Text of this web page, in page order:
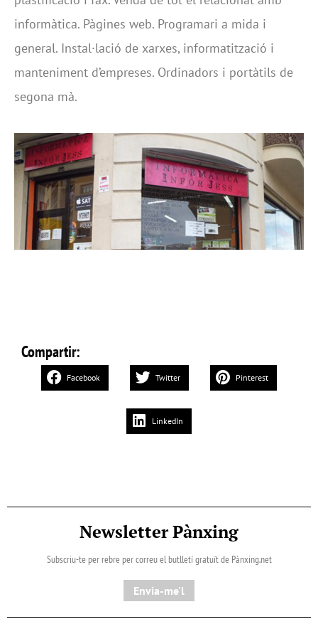
informàtica. Pàgines web. Programari a mida i
general. Instal·lació de xarxes, informatització i
manteniment d’empreses. Ordinadors i portàtils de
segona mà.
Compartir:
Facebook Twitter Pinterest
LinkedIn
Newsletter Pànxing
Subscriu-te per rebre per correu el butlletí gratuït de Pànxing.net​
Envia-me'l